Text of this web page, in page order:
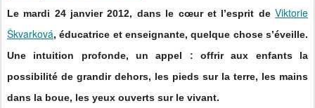
Le mardi 24 janvier 2012, dans le cœur et l’esprit de Viktorie
Škvarková, éducatrice et enseignante, quelque chose s’éveille.
Une intuition profonde, un appel : offrir aux enfants la
possibilité de grandir dehors, les pieds sur la terre, les mains
dans la boue, les yeux ouverts sur le vivant.